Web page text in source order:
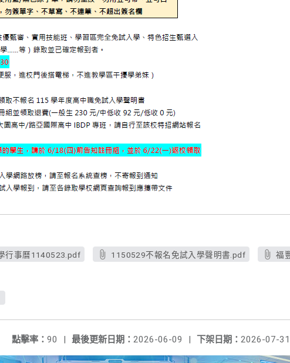
行事曆1140523.pdf 1150529不報名免試入學聲明書.pdf 福
下架日期： 2026-07-31
最後更新日期： 2026-06-09 |
點擊率： 90 |